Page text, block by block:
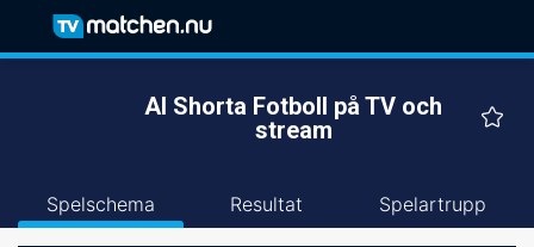
Al Shorta Fotboll på TV och
stream
Spelschema Resultat Spelartrupp